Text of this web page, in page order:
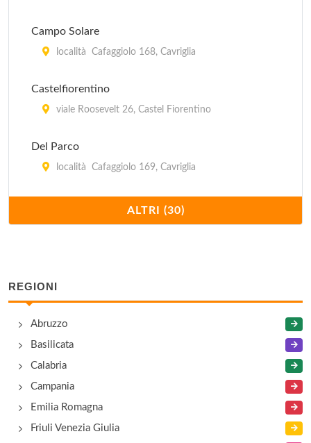
Campo Solare
località Cafaggiolo 168, Cavriglia
Castelfiorentino
viale Roosevelt 26, Castel Fiorentino
Del Parco
località Cafaggiolo 169, Cavriglia
Europa Villa Camerata
viale Augusto Righi 2/4, Firenze
via Cavour 104, Firenze
Guidoriccio
via Fiorentina 89, Siena - Località Stellino
Il Vagabondo
ALTRI (30)
REGIONI
Abruzzo
Basilicata
Calabria
Campania
Emilia Romagna
Friuli Venezia Giulia